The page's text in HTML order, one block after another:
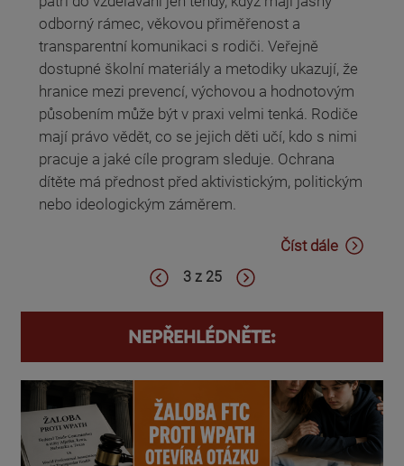
odborný rámec, věkovou přiměřenost a
transparentní komunikaci s rodiči. Veřejně
dostupné školní materiály a metodiky ukazují, že
hranice mezi prevencí, výchovou a hodnotovým
působením může být v praxi velmi tenká. Rodiče
mají právo vědět, co se jejich děti učí, kdo s nimi
pracuje a jaké cíle program sleduje. Ochrana
dítěte má přednost před aktivistickým, politickým
nebo ideologickým záměrem.
Číst dále
3 z 25
NEPŘEHLÉDNĚTE: